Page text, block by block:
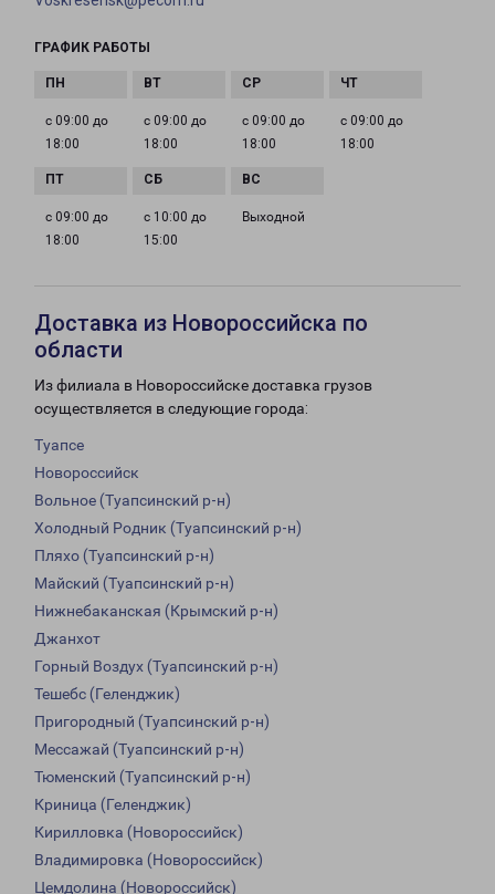
ГРАФИК РАБОТЫ
с 09:00 до
18:00
с 09:00 до
18:00
с 09:00 до
18:00
с 09:00 до
18:00
с 09:00 до
18:00
с 10:00 до
15:00
Выходной
Доставка из Новороссийска по
области
Из филиала в Новороссийске доставка грузов
осуществляется в следующие города:
Туапсе
Новороссийск
Вольное (Туапсинский р-н)
Холодный Родник (Туапсинский р-н)
Пляхо (Туапсинский р-н)
Майский (Туапсинский р-н)
Нижнебаканская (Крымский р-н)
Джанхот
Горный Воздух (Туапсинский р-н)
Тешебс (Геленджик)
Пригородный (Туапсинский р-н)
Мессажай (Туапсинский р-н)
Тюменский (Туапсинский р-н)
Криница (Геленджик)
Кирилловка (Новороссийск)
Владимировка (Новороссийск)
Цемдолина (Новороссийск)